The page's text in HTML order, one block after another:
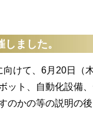
ました。
けて、6月20日（
ット、自動化設備
のかの等の説明の